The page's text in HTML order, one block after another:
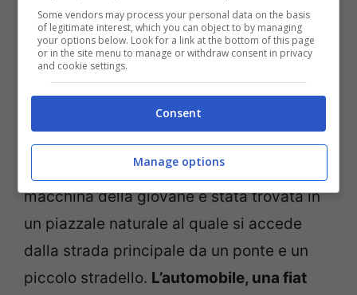
I media già parlano di un “giallo” della
scomparsa e con il passare delle ore si
teme il peggio per la ragazza.Al momento
non si esclude nessuna pista
tantomeno quella per cui la ragazza non si
sia voluta allontanare volutamente. La
macchina della giovane è stata trovata in
un piazzale naturale al quale si accede
dalla strada principale da un ponte e un
piccolo stradello. L’automobile, una fiat
Some vendors may process your personal data on the basis
of legitimate interest, which you can object to by managing
your options below. Look for a link at the bottom of this page
or in the site menu to manage or withdraw consent in privacy
and cookie settings.
Consent
Manage options